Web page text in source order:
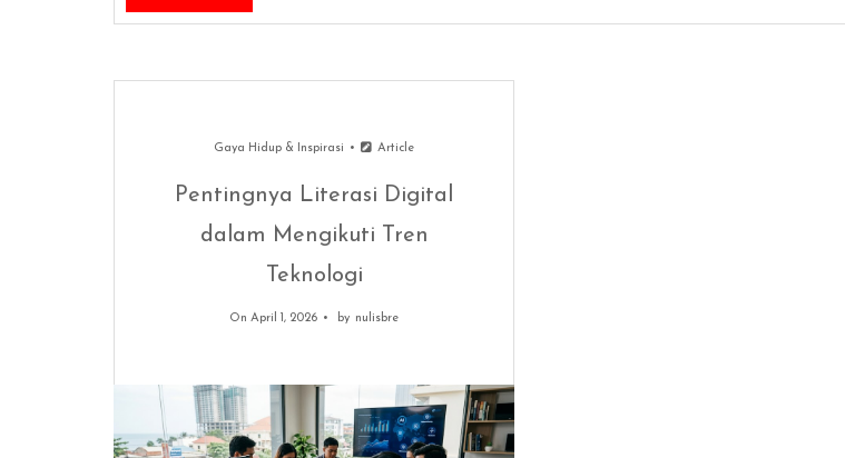
Gaya Hidup & Inspirasi Article
Pentingnya Literasi Digital
dalam Mengikuti Tren
Teknologi
On April 1, 2026 by nulisbre